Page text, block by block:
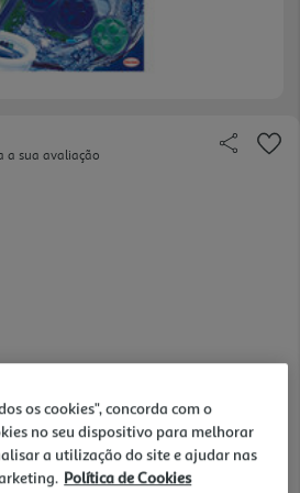
a sua avaliação
os cookies", concorda com o
no seu dispositivo para melhorar
a utilização do site e ajudar nas
Política de Cookies